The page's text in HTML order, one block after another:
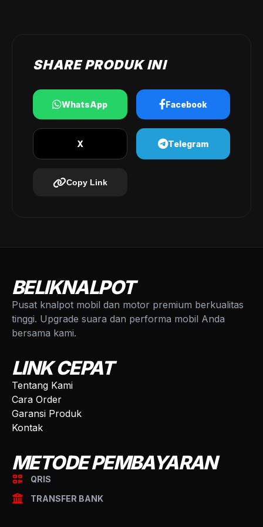
SHARE PRODUK INI
WhatsApp Facebook
X Telegram
Copy Link
BELIKNALPOT
Pusat knalpot mobil dan motor premium berkualitas
tinggi. Upgrade suara dan performa mobil Anda
bersama kami.
LINK CEPAT
Tentang Kami
Cara Order
Garansi Produk
Kontak
METODE PEMBAYARAN
QRIS
TRANSFER BANK